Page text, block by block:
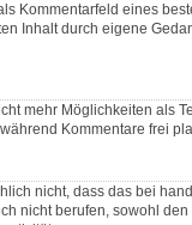
Kommentarfeld eines
Inhalt durch eigene
mehr Möglichkeiten als
Kommentare frei
nicht, dass das bei
nicht berufen, sowohl